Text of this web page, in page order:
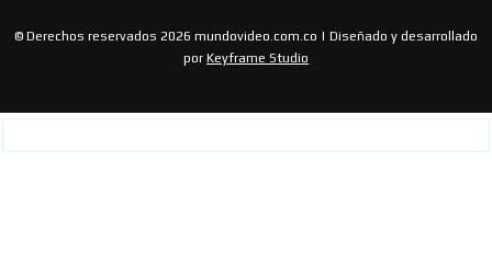
© Derechos reservados 2026 mundovideo.com.co | Diseñado y desarrollado
por Keyframe Studio